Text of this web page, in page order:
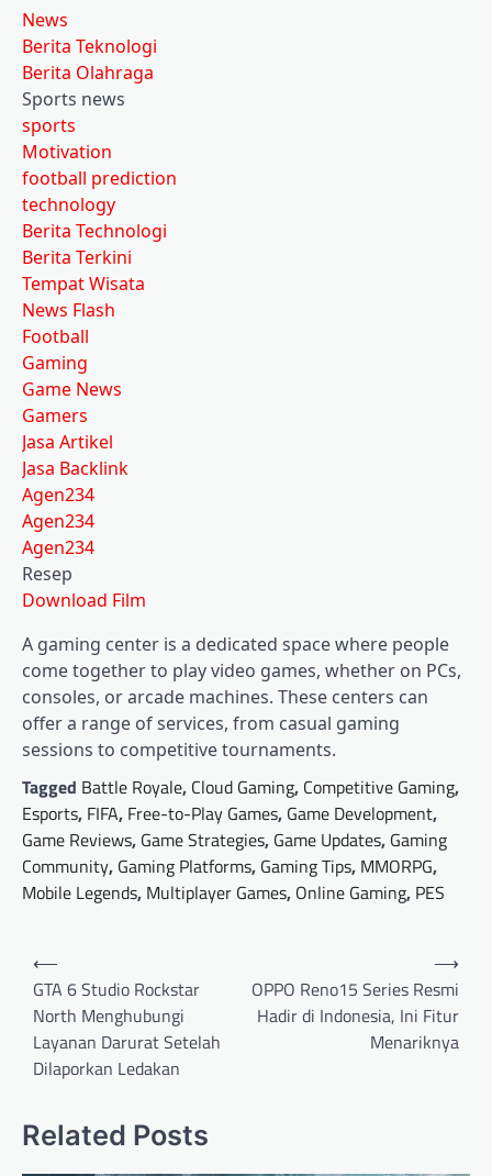
News
Berita Teknologi
Berita Olahraga
Sports news
sports
Motivation
football prediction
technology
Berita Technologi
Berita Terkini
Tempat Wisata
News Flash
Football
Gaming
Game News
Gamers
Jasa Artikel
Jasa Backlink
Agen234
Agen234
Agen234
Resep
Download Film
A gaming center is a dedicated space where people
come together to play video games, whether on PCs,
consoles, or arcade machines. These centers can
offer a range of services, from casual gaming
sessions to competitive tournaments.
Tagged Battle Royale, Cloud Gaming, Competitive Gaming,
Esports, FIFA, Free-to-Play Games, Game Development,
Game Reviews, Game Strategies, Game Updates, Gaming
Community, Gaming Platforms, Gaming Tips, MMORPG,
Mobile Legends, Multiplayer Games, Online Gaming, PES
Post
navigation
⟵
GTA 6 Studio Rockstar
North Menghubungi
Layanan Darurat Setelah
Dilaporkan Ledakan
OPPO Reno15 Series Resmi
Hadir di Indonesia, Ini Fitur
Menariknya
⟶
Related Posts